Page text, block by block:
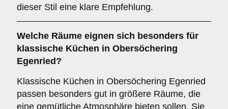
dieser Stil eine klare Empfehlung.
Welche Räume eignen sich besonders für
klassische Küchen in Obersöchering
Egenried?
Klassische Küchen in Obersöchering Egenried
passen besonders gut in größere Räume, die
eine gemütliche Atmosphäre bieten sollen. Sie